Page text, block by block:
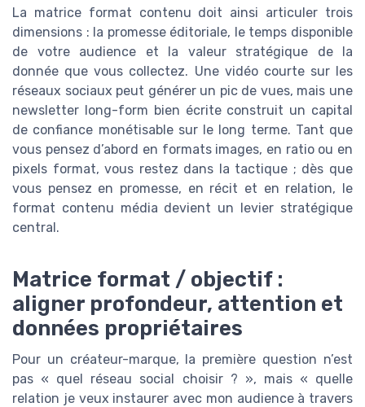
La matrice format contenu doit ainsi articuler trois
dimensions : la promesse éditoriale, le temps disponible
de votre audience et la valeur stratégique de la
donnée que vous collectez. Une vidéo courte sur les
réseaux sociaux peut générer un pic de vues, mais une
newsletter long-form bien écrite construit un capital
de confiance monétisable sur le long terme. Tant que
vous pensez d’abord en formats images, en ratio ou en
pixels format, vous restez dans la tactique ; dès que
vous pensez en promesse, en récit et en relation, le
format contenu média devient un levier stratégique
central.
Matrice format / objectif :
aligner profondeur, attention et
données propriétaires
Pour un créateur-marque, la première question n’est
pas « quel réseau social choisir ? », mais « quelle
relation je veux instaurer avec mon audience à travers